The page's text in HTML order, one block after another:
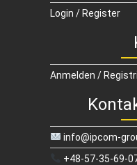
Login / Register
Anmelden /
info@ipcom-
+48-57-35-69-